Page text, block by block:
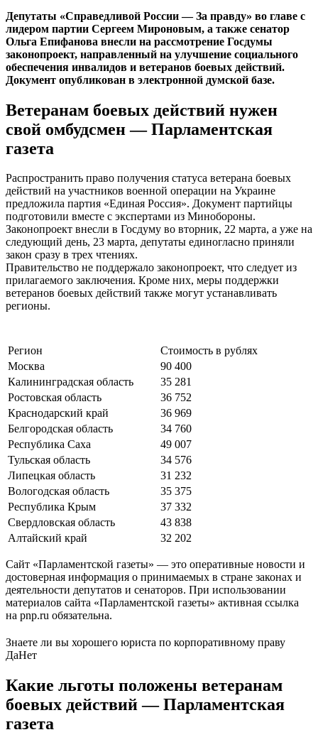
Депутаты «Справедливой России — За правду» во главе с
лидером партии Сергеем Мироновым, а также сенатор
Ольга Епифанова внесли на рассмотрение Госдумы
законопроект, направленный на улучшение социального
обеспечения инвалидов и ветеранов боевых действий.
Документ опубликован в электронной думской базе.
Ветеранам боевых действий нужен
свой омбудсмен — Парламентская
газета
Распространить право получения статуса ветерана боевых
действий на участников военной операции на Украине
предложила партия «Единая Россия». Документ партийцы
подготовили вместе с экспертами из Минобороны.
Законопроект внесли в Госдуму во вторник, 22 марта, а уже на
следующий день, 23 марта, депутаты единогласно приняли
закон сразу в трех чтениях.
Правительство не поддержало законопроект, что следует из
прилагаемого заключения. Кроме них, меры поддержки
ветеранов боевых действий также могут устанавливать
регионы.
Регион
Стоимость в рублях
Москва
90 400
Калининградская область
35 281
Ростовская область
36 752
Краснодарский край
36 969
Белгородская область
34 760
Республика Саха
49 007
Тульская область
34 576
Липецкая область
31 232
Вологодская область
35 375
Республика Крым
37 332
Свердловская область
43 838
Алтайский край
32 202
Сайт «Парламентской газеты» — это оперативные новости и
достоверная информация о принимаемых в стране законах и
деятельности депутатов и сенаторов. При использовании
материалов сайта «Парламентской газеты» активная ссылка
на pnp.ru обязательна.
Знаете ли вы хорошего юриста по корпоративному праву
ДаНет
Какие льготы положены ветеранам
боевых действий — Парламентская
газета